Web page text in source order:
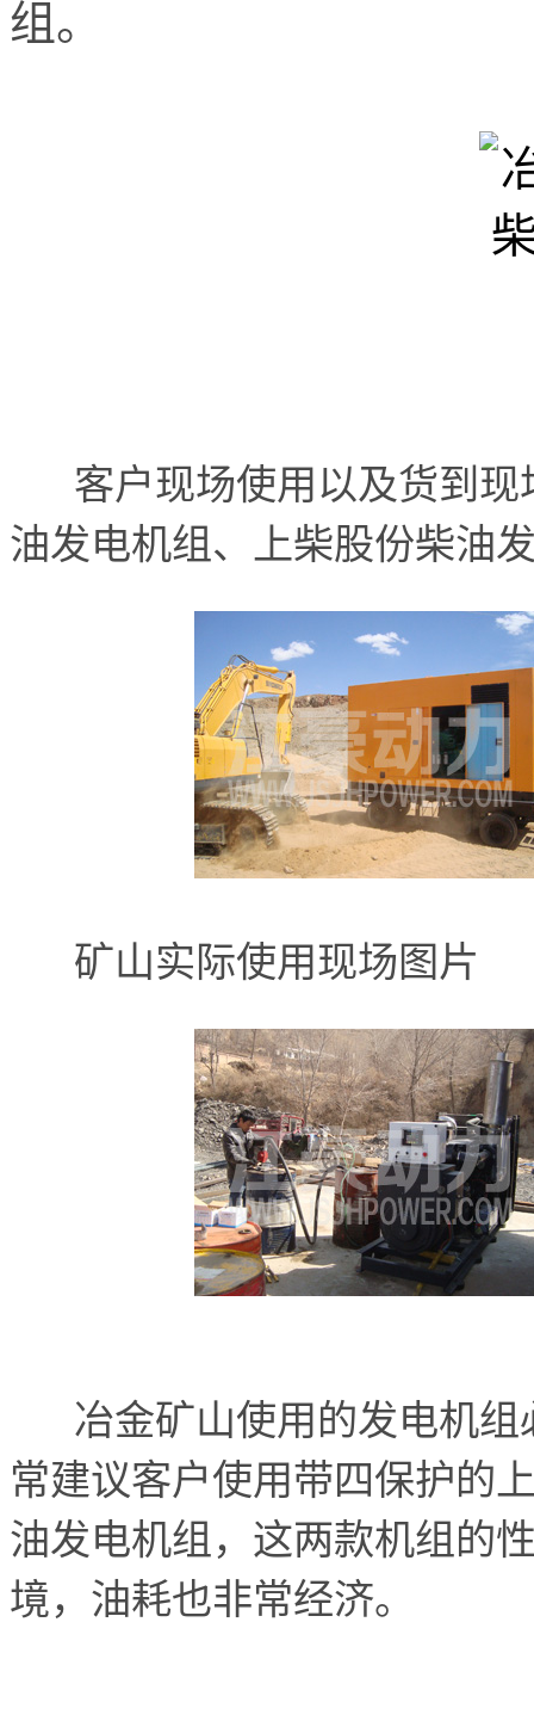
组。
客户现场使用以及货到现
油发电机组、上柴股份柴油
矿山实际使用现场图片
冶金矿山使用的发电机组
常建议客户使用带四保护的
油发电机组，这两款机组的
境，油耗也非常经济。